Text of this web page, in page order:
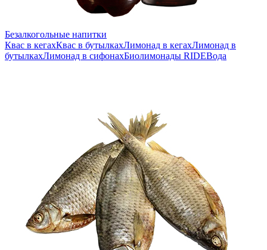
Безалкогольные напитки
Квас в кегахКвас в бутылкахЛимонад в кегахЛимонад в
бутылкахЛимонад в сифонахБиолимонады RIDEВода